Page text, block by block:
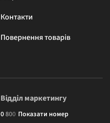
Контакти
Повернення товарів
Відділ маркетингу
0800 Показати номер